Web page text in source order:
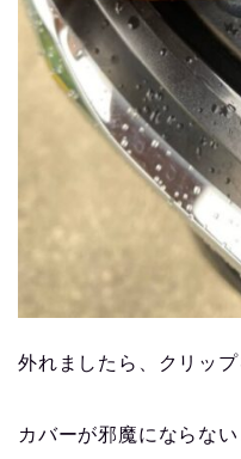
外れましたら、クリップ
カバーが邪魔にならな